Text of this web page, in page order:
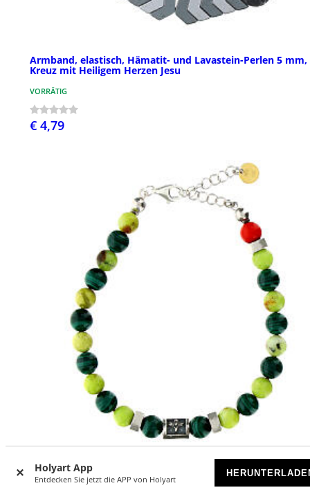
Holyart App
Entdecken Sie jetzt die APP von Holyart
Armband, elastisch, Hämatit- und Lavastein-Perlen 5 mm,
Kreuz mit Heiligem Herzen Jesu
VORRÄTIG
€ 4,79
Armband Benedictus mit hellen und dunklen Natursteinen
aus 925er Silber